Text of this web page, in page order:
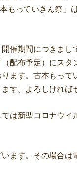
もっていきん祭」
催期間につきまし
配布予定）にスタ
ます。古本もって
す。よろしければ
は新型コロナウイ
ます。その場合は